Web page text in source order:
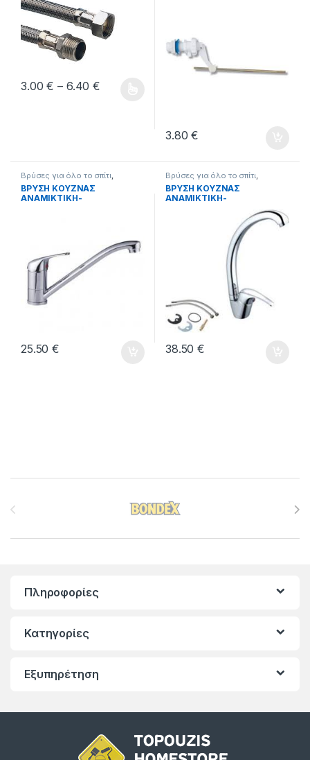
3.00€ – 6.40€Price range: 3.00 € through 6.40 €
3.80€
Βρύσες για όλο το σπίτι,
ΥΔΡΑΥΛΙΚΑ
ΒΡΥΣΗ ΚΟΥΖΝΑΣ
ΑΝΑΜΙΚΤΙΚΗ-
25.50€
Βρύσες για όλο το σπίτι,
ΥΔΡΑΥΛΙΚΑ
ΒΡΥΣΗ ΚΟΥΖΝΑΣ
ΑΝΑΜΙΚΤΙΚΗ-
ΘΕΡΜΟΜΙΚΤΙΚΗ ΜΕ ΨΗΛΟ
38.50€
Πληροφορίες
Κατηγορίες
Εξυπηρέτηση